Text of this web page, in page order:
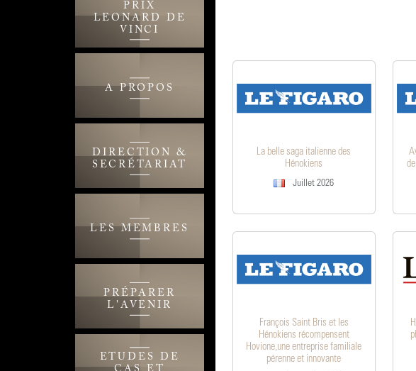
PRIX
LEONARD DE
VINCI
A PROPOS
DIRECTION &
SECRÉTARIAT
LES MEMBRES
PRÉPARER
L'AVENIR
ETUDES DE
La belle saga italienne des
Hénokiens
Juillet 2026
François Saint Bris et les
Hénokiens récompensent
Hovione,une entreprise familiale
pérenne et innovante